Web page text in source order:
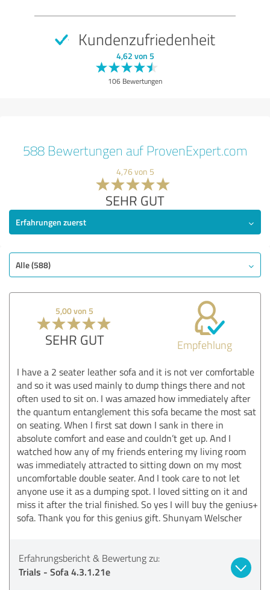
Kundenzufriedenheit
4,62 von 5
106 Bewertungen
588 Bewertungen auf ProvenExpert.com
4,76 von 5
SEHR GUT
Erfahrungen zuerst
Alle (588)
5,00 von 5
SEHR GUT Empfehlung
I have a 2 seater leather sofa and it is not ver comfortable
and so it was used mainly to dump things there and not
often used to sit on. I was amazed how immediately after
the quantum entanglement this sofa became the most sat
on seating. When I first sat down I sank in there in
absolute comfort and ease and couldn’t get up. And I
watched how any of my friends entering my living room
was immediately attracted to sitting down on my most
uncomfortable double seater. And I took care to not let
anyone use it as a dumping spot. I loved sitting on it and
miss it after the trial finished. So yes I will buy the genius+
sofa. Thank you for this genius gift. Shunyam Welscher
Erfahrungsbericht & Bewertung zu:
Trials - Sofa 4.3.1.21e